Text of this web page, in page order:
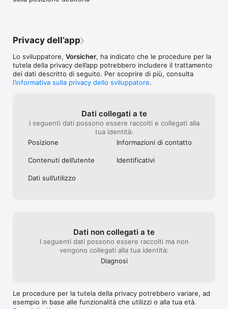
è scattato!!!
cronologia
sequenza di
come si deve),
Privacy dell’app
Lo sviluppatore, Vorsicher, ha indicato che le procedure per la
tutela della privacy dell’app potrebbero includere il trattamento
dei dati descritto di seguito. Per scoprire di più, consulta
l’informativa sulla privacy dello sviluppatore.
Dati collegati a te
I seguenti dati possono essere raccolti e collegati alla
tua identità:
Posizione
Informazioni di contatto
Contenuti dell’utente Identificativi
Dati sull’utilizzo
Dati non collegati a te
I seguenti dati possono essere raccolti ma non
vengono collegati alla tua identità:
Diagnosi
Le procedure per la tutela della privacy potrebbero variare, ad
esempio in base alle funzionalità che utilizzi o alla tua età.